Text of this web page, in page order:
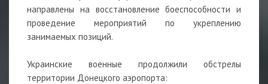
направлены на восстановление боеспособности и
проведение мероприятий по укреплению
занимаемых позиций.
Украинские военные продолжили обстрелы
территории Донецкого аэропорта: